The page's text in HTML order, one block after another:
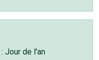
: Jour de l'an